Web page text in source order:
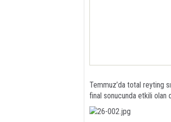
Temmuz’da total reyting
final sonucunda etkili olan